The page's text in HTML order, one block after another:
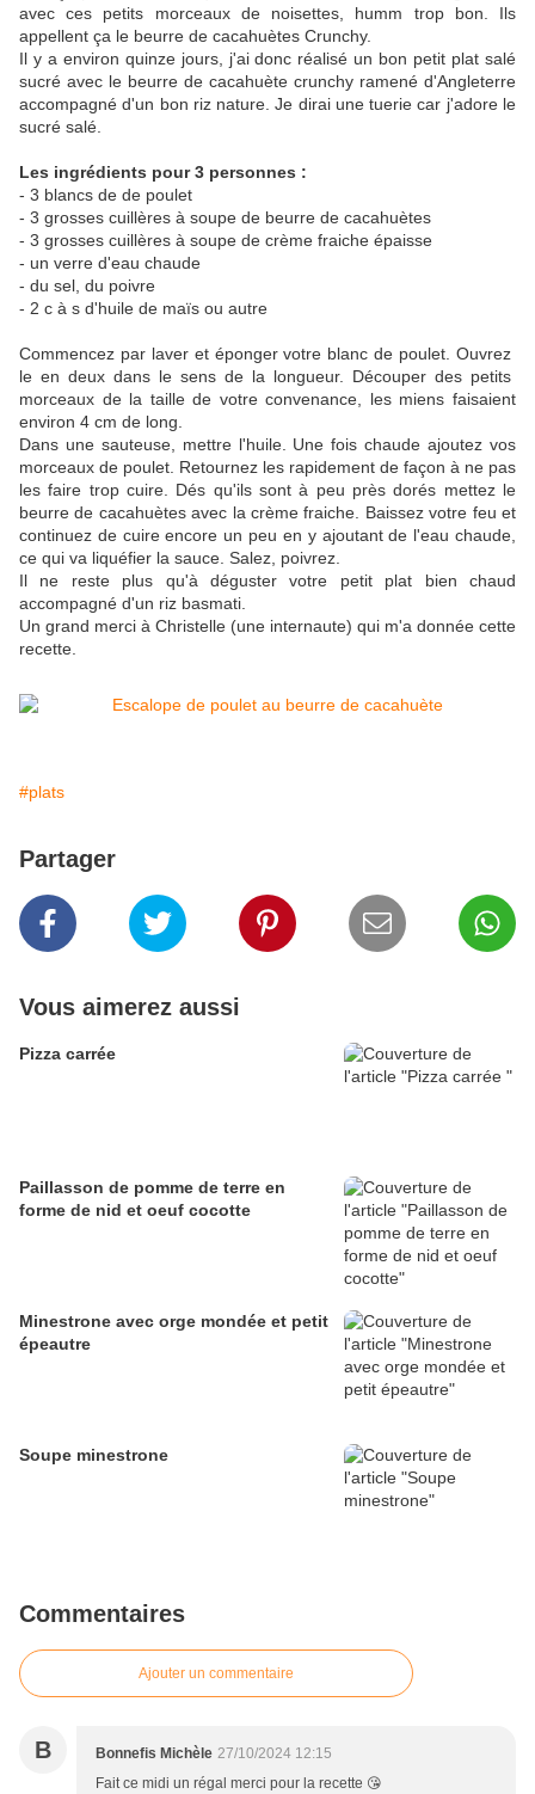
avec ces petits morceaux de noisettes, humm trop bon. Ils
appellent ça le beurre de cacahuètes Crunchy.
Il y a environ quinze jours, j'ai donc réalisé un bon petit plat salé
sucré avec le beurre de cacahuète crunchy ramené d'Angleterre
accompagné d'un bon riz nature. Je dirai une tuerie car j'adore le
sucré salé.
Les ingrédients pour 3 personnes :
- 3 blancs de de poulet
- 3 grosses cuillères à soupe de beurre de cacahuètes
- 3 grosses cuillères à soupe de crème fraiche épaisse
- un verre d'eau chaude
- du sel, du poivre
- 2 c à s d'huile de maïs ou autre
Commencez par laver et éponger votre blanc de poulet. Ouvrez
le en deux dans le sens de la longueur. Découper des petits
morceaux de la taille de votre convenance, les miens faisaient
environ 4 cm de long.
Dans une sauteuse, mettre l'huile. Une fois chaude ajoutez vos
morceaux de poulet. Retournez les rapidement de façon à ne pas
les faire trop cuire. Dés qu'ils sont à peu près dorés mettez le
beurre de cacahuètes avec la crème fraiche. Baissez votre feu et
continuez de cuire encore un peu en y ajoutant de l'eau chaude,
ce qui va liquéfier la sauce. Salez, poivrez.
Il ne reste plus qu'à déguster votre petit plat bien chaud
accompagné d'un riz basmati.
Un grand merci à Christelle (une internaute) qui m'a donnée cette
recette.
#plats
Partager
Vous aimerez aussi
Pizza carrée
Paillasson de pomme de terre en
forme de nid et oeuf cocotte
Minestrone avec orge mondée et petit
épeautre
Soupe minestrone
Commentaires
Ajouter un commentaire
B Bonnefis Michèle 27/10/2024 12:15
Fait ce midi un régal merci pour la recette 😘